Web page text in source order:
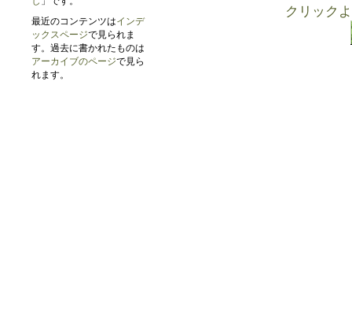
クリック
最近のコンテンツはインデ
ックスページで見られま
す。過去に書かれたものは
アーカイブのページで見ら
れます。